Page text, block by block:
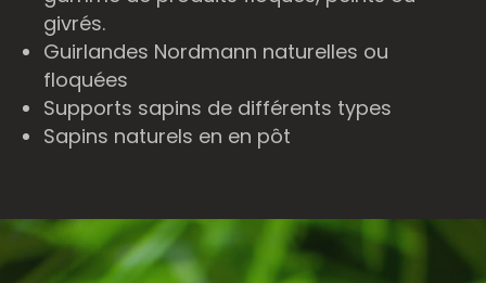
givrés.
Guirlandes Nordmann naturelles ou
floquées
Supports sapins de différents types
Sapins naturels en en pôt